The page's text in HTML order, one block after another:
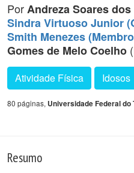
PorAndreza Soares
Sindra Virtuoso Junior
Smith Menezes
Gomes de Melo Coelho
Atividade Física Idosos
80 páginas, Universidade Federal do
Resumo